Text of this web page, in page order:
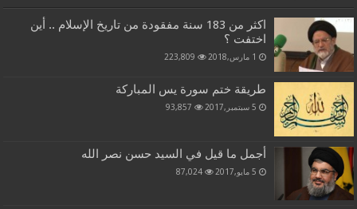
اكثر من 183 سنة مفقودة من تاريخ الإسلام .. أين
اختفت ؟
1 مارس,2018 223,809
طريقة ختم سورة يس المباركة
5 سبتمبر,2017 93,857
أجمل ما قيل في السيد حسن نصر الله
5 مايو,2017 87,024